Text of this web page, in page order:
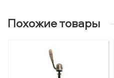
Похожие товары